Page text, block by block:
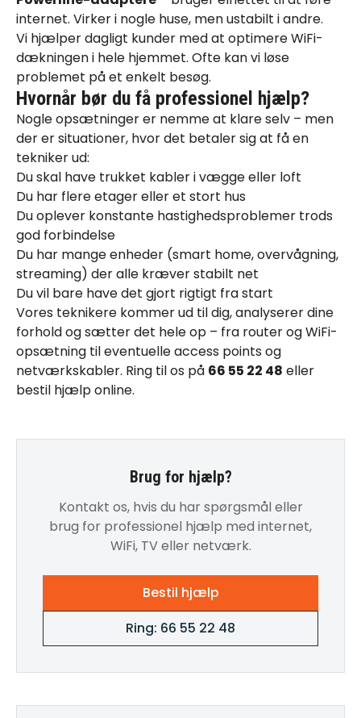
internet. Virker i nogle huse, men ustabilt i andre.
Vi hjælper dagligt kunder med at optimere WiFi-
dækningeni hele hjemmet. Ofte kan vi løse
problemet på et enkelt besøg.
Hvornår bør du få professionel hjælp?
Nogle opsætninger er nemme at klare selv – men
der er situationer, hvor det betaler sig at få en
tekniker ud:
Du skal have trukket kabler i vægge eller loft
Du har flere etager eller et stort hus
Du oplever konstante hastighedsproblemer trods
god forbindelse
Du har mange enheder (smart home, overvågning,
streaming) der alle kræver stabilt net
Du vil bare have det gjort rigtigt fra start
Vores teknikere kommer ud til dig, analyserer dine
forhold og sætter det hele op – fra routerogWiFi-
opsætning til eventuelle access points og
netværkskabler. Ring til os på 66 55 22 48 eller
bestil hjælp online.
Brug for hjælp?
Kontakt os, hvis du har spørgsmål eller
brug for professionel hjælp med internet,
WiFi, TV eller netværk.
Bestil hjælp
Ring: 66 55 22 48